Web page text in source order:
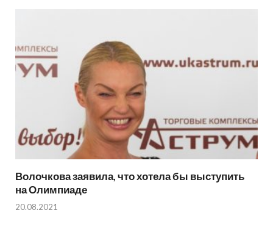
Волочкова заявила, что хотела бы выступить
на Олимпиаде
20.08.2021